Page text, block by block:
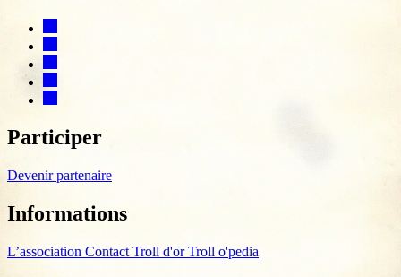
Participer
Devenir partenaire
Informations
L’association Contact Troll d'orTroll o'pedia